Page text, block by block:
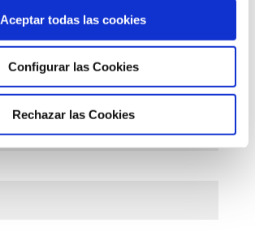
Aceptar todas las cookies
Configurar las Cookies
Rechazar las Cookies